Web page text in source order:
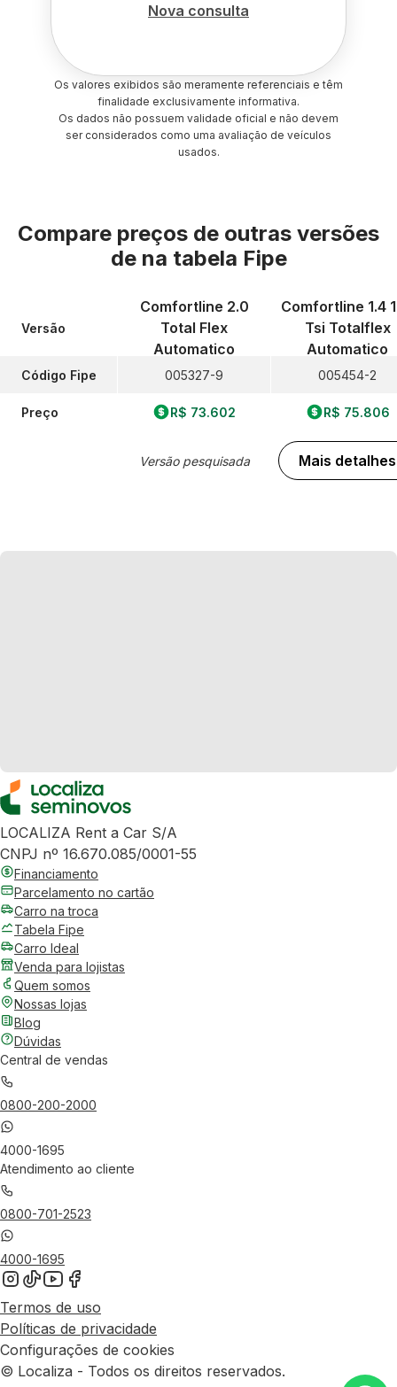
Nova consulta
Os valores exibidos são meramente referenciais e têm
finalidade exclusivamente informativa.
Os dados não possuem validade oficial e não devem
ser considerados como uma avaliação de veículos
usados.
Compare preços de outras versões
de na tabela Fipe
Versão
Código Fipe
Preço
Comfortline 2.0
Total Flex
Automatico
005327-9
R$ 73.602
Versão pesquisada
Comfortline 1.4
Tsi Totalflex
Automatico
005454-2
R$ 75.806
Mais detalhes
LOCALIZA Rent a Car S/A
CNPJ nº 16.670.085/0001-55
Financiamento
Parcelamento no cartão
Carro na troca
Tabela Fipe
Carro Ideal
Venda para lojistas
Quem somos
Nossas lojas
Blog
Dúvidas
Central de vendas
0800-200-2000
4000-1695
Atendimento ao cliente
0800-701-2523
4000-1695
Termos de uso
Políticas de privacidade
Configurações de cookies
© Localiza - Todos os direitos reservados.